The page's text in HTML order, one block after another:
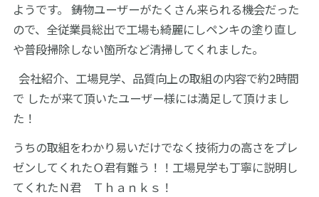
ようです。 鋳物ユーザーがたくさん来られる機会だった
ので、全従業員総出で工場も綺麗にしペンキの塗り直し
や普段掃除しない箇所など清掃してくれました。
会社紹介、工場見学、品質向上の取組の内容で約2時間
で したが来て頂いたユーザー様には満足して頂けまし
た！
うちの取組をわかり易いだけでなく技術力の高さをプレ
ゼンしてくれたＯ君有難う！！工場見学も丁寧に説明し
てくれたＮ君 Ｔｈａｎｋｓ！